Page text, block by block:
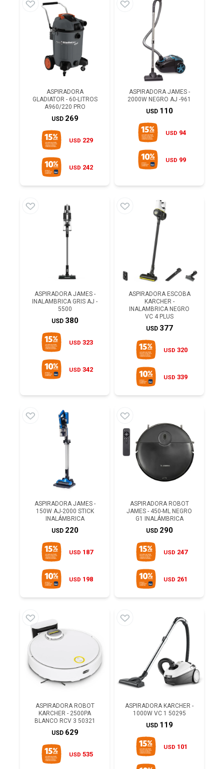
ASPIRADORA
GLADIATOR - 60-LITROS
A960/220 PRO
USD 269
USD 229
USD 242
ASPIRADORA JAMES -
2000W NEGRO AJ -961
USD 110
USD 94
USD 99
ASPIRADORA JAMES -
INALAMBRICA GRIS AJ -
5500
USD 380
USD 323
USD 342
ASPIRADORA ESCOBA
KARCHER -
INALAMBRICA NEGRO
VC 4 PLUS
USD 377
USD 320
USD 339
ASPIRADORA JAMES -
150W AJ-2000 STICK
INALÁMBRICA
USD 220
USD 187
USD 198
ASPIRADORA ROBOT
JAMES - 450-ML NEGRO
G1 INALÁMBRICA
USD 290
USD 247
USD 261
ASPIRADORA ROBOT
KARCHER - 2500PA
BLANCO RCV 3 50321
USD 629
USD 535
ASPIRADORA KARCHER -
1000W VC 1 50295
USD 119
USD 101